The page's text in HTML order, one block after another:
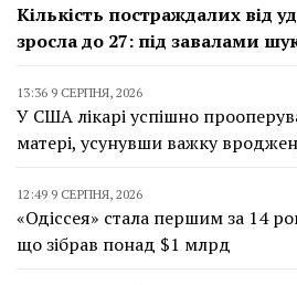
Кількість постраждалих від
зросла до 27: під завалами
13:36 9 СЕРПНЯ, 2026
У США лікарі успішно
матері, усунувши важку
12:49 9 СЕРПНЯ, 2026
«Одіссея» стала першим за 14
що зібрав понад $1 млрд